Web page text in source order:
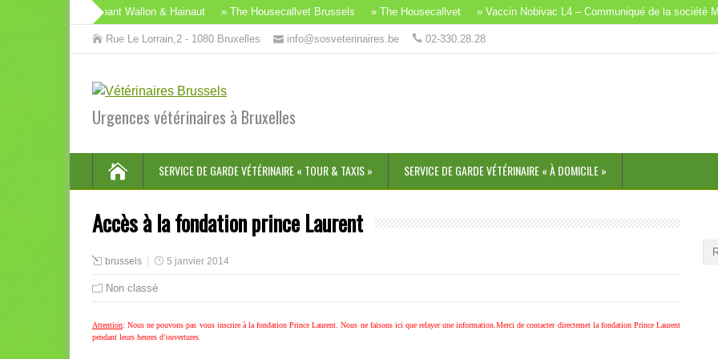
Housecallvet Brabant Wallon & Hainaut » The Housecallvet Brussels » The Housecallvet » Vaccin Nobivac L4 – Communiqué de la société
Rue Le Lorrain,2 - 1080 Bruxelles info@sosveterinaires.be 02-330.28.28
Urgences vétérinaires à Bruxelles
SERVICE DE GARDE VÉTÉRINAIRE « TOUR & TAXIS » SERVICE DE GARDE VÉTÉRINAIRE « À DOMICILE »
Accès à la fondation prince Laurent
brussels 5 janvier 2014
Non classé
Attention: Nous ne pouvons pas vous inscrire à la fondation Prince Laurent. Nous ne faisons ici que relayer une information.Merci de contacter directemet la fondation Prince Laurent
pendant leurs heures d’ouvertures.